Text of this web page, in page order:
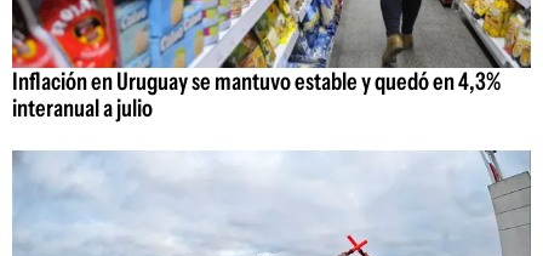
Inflación en Uruguay se mantuvo estable y quedó en 4,3%
interanual a julio